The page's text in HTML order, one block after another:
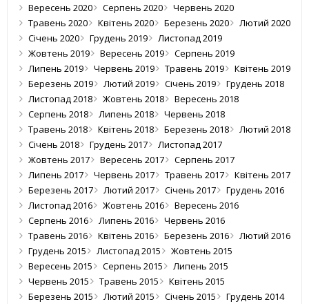
Вересень 2020
Серпень 2020
Червень 2020
Травень 2020
Квітень 2020 Березень 2020
Лютий 2020
Січень 2020
Грудень 2019
Листопад 2019
Жовтень 2019
Вересень 2019
Серпень 2019
Липень 2019
Червень 2019 Травень 2019
Квітень 2019
Березень 2019
Лютий 2019 Січень 2019
Грудень 2018
Листопад 2018
Жовтень 2018
Вересень 2018
Серпень 2018
Липень 2018
Червень 2018
Травень 2018
Квітень 2018 Березень 2018
Лютий 2018
Січень 2018
Грудень 2017
Листопад 2017
Жовтень 2017
Вересень 2017
Серпень 2017
Липень 2017
Червень 2017 Травень 2017
Квітень 2017
Березень 2017
Лютий 2017 Січень 2017
Грудень 2016
Листопад 2016
Жовтень 2016
Вересень 2016
Серпень 2016
Липень 2016
Червень 2016
Травень 2016
Квітень 2016 Березень 2016
Лютий 2016
Грудень 2015
Листопад 2015
Жовтень 2015
Вересень 2015
Серпень 2015
Липень 2015
Червень 2015
Травень 2015
Квітень 2015
Березень 2015
Лютий 2015 Січень 2015 Грудень 2014